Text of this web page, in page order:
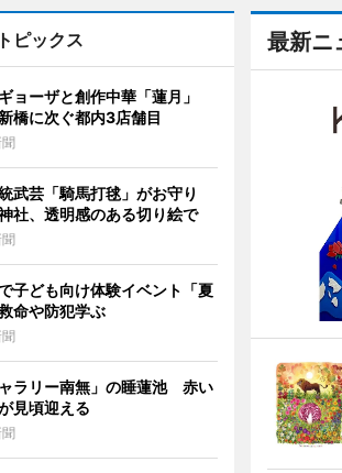
最新ニ
ピックス
ョーザと創作中華「蓮月」
橋に次ぐ都内3店舗目
武芸「騎馬打毬」がお守り
社、透明感のある切り絵で
子ども向け体験イベント「夏
命や防犯学ぶ
ラリー南無」の睡蓮池 赤い
見頃迎える